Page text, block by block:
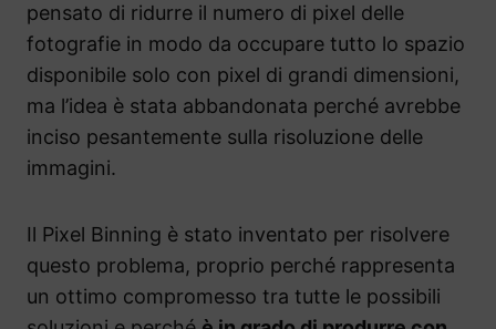
pensato di ridurre il numero di pixel delle
fotografie in modo da occupare tutto lo spazio
disponibile solo con pixel di grandi dimensioni,
ma l’idea è stata abbandonata perché avrebbe
inciso pesantemente sulla risoluzione delle
immagini.
Il Pixel Binning è stato inventato per risolvere
questo problema, proprio perché rappresenta
un ottimo compromesso tra tutte le possibili